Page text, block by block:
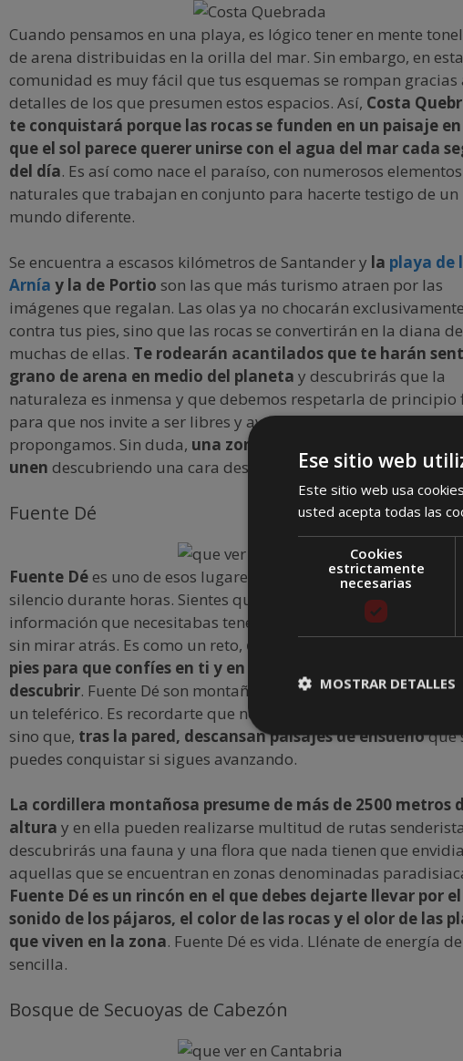
Cuando pensamos en una playa, es lógico tener en mente
de arena distribuidas en la orilla del mar. Sin embargo, en esta
comunidad es muy fácil que tus esquemas se rompan gracias
detalles de los que presumen estos espacios. Así, Costa
te conquistará porque las rocas se funden en un paisaje
que el sol parece querer unirse con el agua del mar cada
del día. Es así como nace el paraíso, con numerosos elementos
naturales que trabajan en conjunto para hacerte testigo de un
mundo diferente.
Se encuentra a escasos kilómetros de Santander y la playa de
Arnía y la de Portio son las que más turismo atraen por las
imágenes que regalan. Las olas ya no chocarán exclusivamente
contra tus pies, sino que las rocas se convertirán en la diana de
muchas de ellas. Te rodearán acantilados que te harán
grano de arena en medio del planeta y descubrirás que la
naturaleza es inmensa y que debemos respetarla de principio
para que nos invite a ser libres y aventureros siempre que nos
propongamos. Sin duda, una zona en la que la furia y lo
unen descubriendo una cara desconocida del norte de
Fuente Dé
Fuente Dées uno de esos lugares ante los que te quedarías en
silencio durante horas. Sientes que la naturaleza te susurra esa
información que necesitabas tener a mano para continuar tu
sin mirar atrás. Es como un reto, como un camino que se
pies para que confíes en ti y en todo lo que te queda por
descubrir. Fuente Dé son montañas y sueños que se unen
un teleférico. Es recordarte que no todo acaba donde llega tu
sino que, tras la pared, descansan paisajes de ensueñoque
puedes conquistar si sigues avanzando.
La cordillera montañosa presume de más de 2500 metros
altura y en ella pueden realizarse multitud de rutas
descubrirás una fauna y una flora que nada tienen que
aquellas que se encuentran en zonas denominadas
Fuente Dé es un rincón en el que debes dejarte llevar por el
sonido de los pájaros, el color de las rocas y el olor de las
que viven en la zona. Fuente Dé es vida. Llénate de energía
sencilla.
Bosque de Secuoyas de Cabezón
Ese sitio web
Este sitio web usa
usted acepta todas las
Cookies
estrictamente
necesarias
MOSTRAR DETALLES